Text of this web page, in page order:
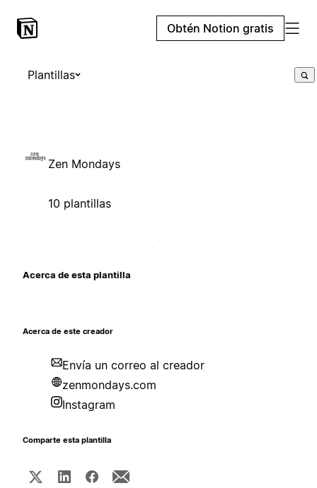
Obtén Notion gratis
Plantillas
Zen Mondays
10 plantillas
Acerca de esta plantilla
Acerca de este creador
Envía un correo al creador
zenmondays.com
Instagram
Comparte esta plantilla